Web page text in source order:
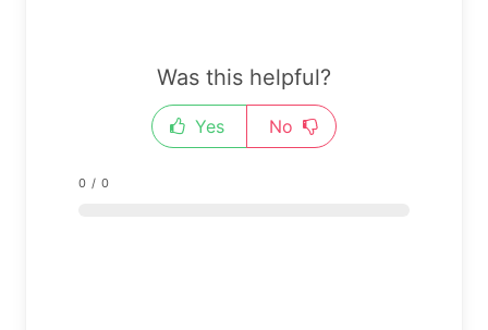
Was this helpful?
Yes No
0 / 0